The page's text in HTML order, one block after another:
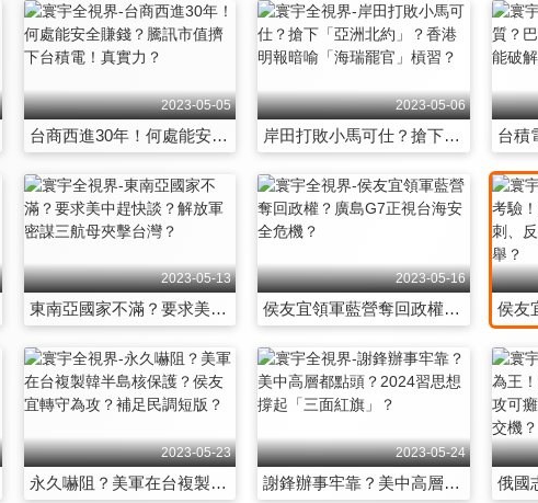
2023-05-05
台商西進30年！何處能安全賺錢？騰訊市值擠下台積電！真實力？
2023-05-06
岸田打敗小馬可仕？搶下「亞洲北約」？香港明報暗喻「海瑞罷官」槓習？
2023-05-13
東南亞國家不滿？要求美中趕快談？解放軍密謀三航母夾擊台灣？
2023-05-16
侯友宜領軍藍營奪回政權？廣島G7正視台海安全危機？
2023-05-23
永久嚇阻？美軍在台複製韓半島核保護？侯友宜轉守為攻？補足民調短版？
2023-05-24
謝鋒辦事牢靠？美中高層都點頭？2024習思想撐起「三面紅旗」？